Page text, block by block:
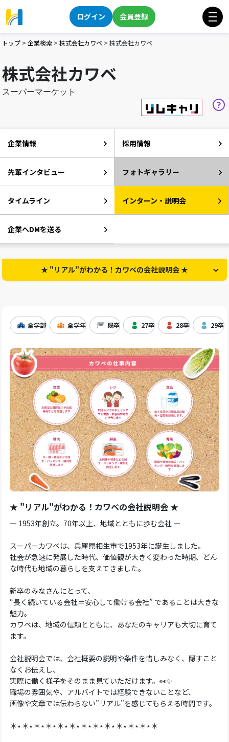
ログイン 会員登録
トップ > 企業検索 > 株式会社カワベ > 株式会社カワベ
株式会社カワベ
スーパーマーケット
企業情報 採用情報
先輩インタビュー フォトギャラリー
タイムライン インターン・説明会
企業へDMを送る
★ "リアル"がわかる！カワベの会社説明会 ★
全学部 全学年 既卒 27卒 28卒 29卒
★ "リアル"がわかる！カワベの会社説明会 ★
― 1953年創立。70年以上、地域とともに歩む会社 ―
スーパーカワベは、兵庫県相生市で1953年に誕生しました。
社会が急速に発展した時代、価値観が大きく変わった時期、どん
な時代も地域の暮らしを支えてきました。
新卒のみなさんにとって、
“長く続いている会社＝安心して働ける会社” であることは大きな
魅力。
カワベは、地域の信頼とともに、あなたのキャリアも大切に育て
ます。
会社説明会では、会社概要の説明や条件を惜しみなく、隠すこと
なくお伝えし、
実際に働く様子をそのまま見ていただけます。👀✨
職場の雰囲気や、アルバイトでは経験できないことなど、
画像や文章では伝わらない”リアル”を感じてもらえる時間です。
＊⋆＊⋆＊⋆＊⋆＊⋆＊⋆＊⋆＊⋆＊⋆＊⋆＊⋆＊⋆＊